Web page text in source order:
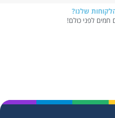
שלנו?
חמים לפני כולם!